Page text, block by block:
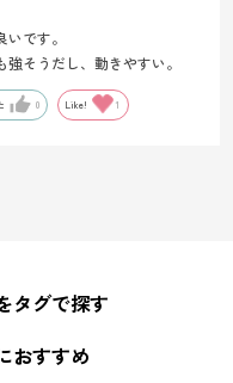
です。
そうだし、動きやすい。
0 Like! 1
タグで探す
おすすめ